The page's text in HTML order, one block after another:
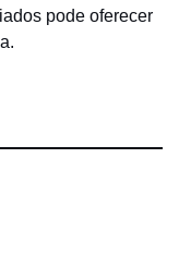
pode oferecer